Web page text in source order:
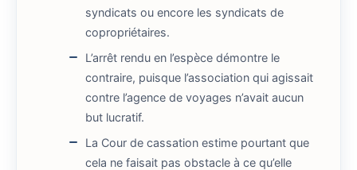
syndicats ou encore les syndicats de
copropriétaires.
L’arrêt rendu en l’espèce démontre le
contraire, puisque l’association qui agissait
contre l’agence de voyages n’avait aucun
but lucratif.
La Cour de cassation estime pourtant que
cela ne faisait pas obstacle à ce qu’elle